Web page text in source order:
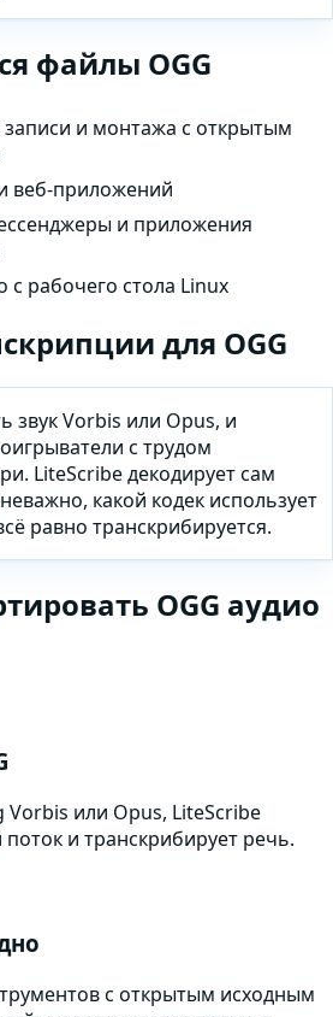
файлы OGG
и монтажа с открытым
веб-приложений
и приложения
с рабочего стола Linux
для OGG
звук Vorbis или Opus, и
с трудом
LiteScribe декодирует сам
какой кодек использует
равно транскрибируется.
OGG аудио
или Opus, LiteScribe
и транскрибирует речь.
с открытым исходным